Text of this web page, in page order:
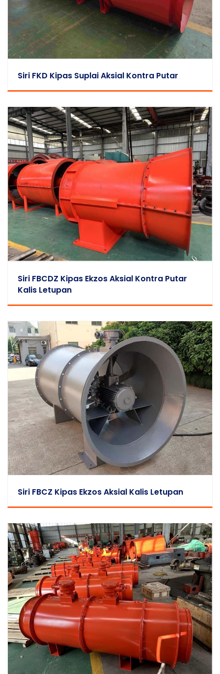
Siri FKD Kipas Suplai Aksial Kontra Putar
Siri FBCDZ Kipas Ekzos Aksial Kontra Putar
Kalis Letupan
Siri FBCZ Kipas Ekzos Aksial Kalis Letupan